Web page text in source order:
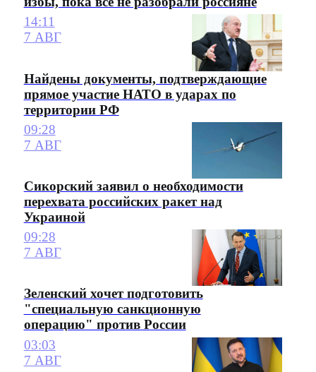
14:11
7 АВГ
Найдены документы, подтверждающие
прямое участие НАТО в ударах по
территории РФ
09:28
7 АВГ
Сикорский заявил о необходимости
перехвата российских ракет над
Украиной
09:28
7 АВГ
Зеленский хочет подготовить
"специальную санкционную
операцию" против России
03:03
7 АВГ